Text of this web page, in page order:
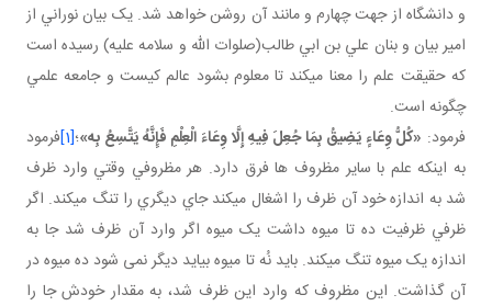
و دانشگاه از جهت چهارم و مانند آن روشن خواهد شد. يک بيان نوراني از
امير بيان و بنان علي بن ابي طالب(صلوات الله و سلامه عليه) رسيده است
که حقيقت علم را معنا مي کند تا معلوم بشود عالم کيست و جامعه علمي
چگونه است.
فرمود: «كُلُّ وِعَاءٍ يَضِيقُ بِمَا جُعِلَ فِيهِ إِلَّا وِعَاءَ الْعِلْمِ فَإِنَّهُ يَتَّسِعُ بِه‏»؛[1] فرمود
به اينکه علم با ساير مظروف ها فرق دارد. هر مظروفي وقتي وارد ظرف
شد به اندازه خود آن ظرف را اشغال مي کند جاي ديگري را تنگ مي کند. اگر
ظرفي ظرفيت ده تا ميوه داشت يک ميوه اگر وارد آن ظرف شد جا به
اندازه يک ميوه تنگ مي کند. بايد نُه تا ميوه بيايد ديگر نمی شود ده ميوه در
آن گذاشت. اين مظروف که وارد اين ظرف شد، به مقدار خودش جا را